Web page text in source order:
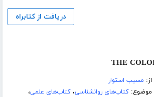
دریافت از کتابراه
از: مسیب استوار
موضوع:کتاب‌های روانشناسی،کتاب‌های علمی،